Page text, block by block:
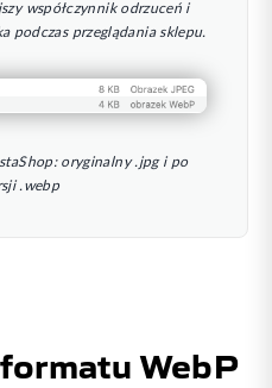
współczynnik odrzuceń i
podczas przeglądania sklepu.
oryginalny .jpg i po
.webp
WebP